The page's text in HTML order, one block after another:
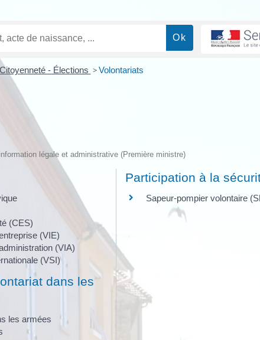
- Élections > Volontariats
légale et administrative (Première ministre)
(CES)
(VIE)
(VIA)
(VSI)
Participation à la
Sapeur-pompier volontaire
dans les
les armées